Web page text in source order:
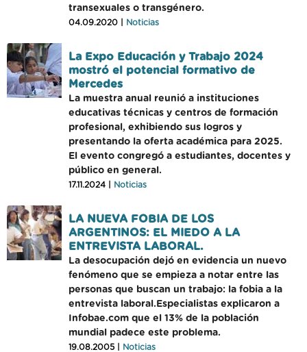
transexuales o transgénero.
04.09.2020 | Noticias
La Expo Educación y Trabajo 2024
mostró el potencial formativo de
Mercedes
La muestra anual reunió a instituciones
educativas técnicas y centros de formación
profesional, exhibiendo sus logros y
presentando la oferta académica para 2025.
El evento congregó a estudiantes, docentes y
público en general.
17.11.2024 | Noticias
LA NUEVA FOBIA DE LOS
ARGENTINOS: EL MIEDO A LA
ENTREVISTA LABORAL.
La desocupación dejó en evidencia un nuevo
fenómeno que se empieza a notar entre las
personas que buscan un trabajo: la fobia a la
entrevista laboral.Especialistas explicaron a
Infobae.com que el 13% de la población
mundial padece este problema.
19.08.2005 | Noticias